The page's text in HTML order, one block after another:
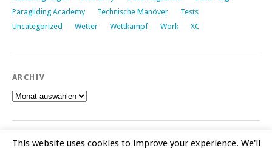
Paragliding Academy
Technische Manöver
Tests
Uncategorized
Wetter Wettkampf Work XC
ARCHIV
Archiv
This website uses cookies to improve your experience. We'll